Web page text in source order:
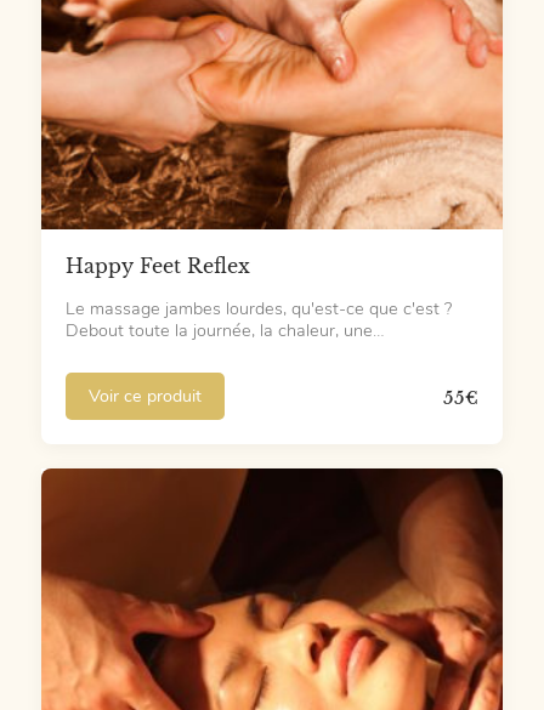
Happy Feet Reflex
Le massage jambes lourdes, qu'est-ce que c'est ?
Debout toute la journée, la chaleur, une…
Voir ce produit 55€